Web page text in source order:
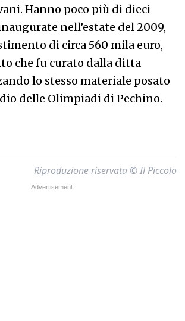
Hanno poco più di dieci
nell’estate del 2009,
di circa 560 mila euro,
che fu curato dalla ditta
lo stesso materiale posato
delle Olimpiadi di Pechino.
Riproduzione riservata © Il Piccolo